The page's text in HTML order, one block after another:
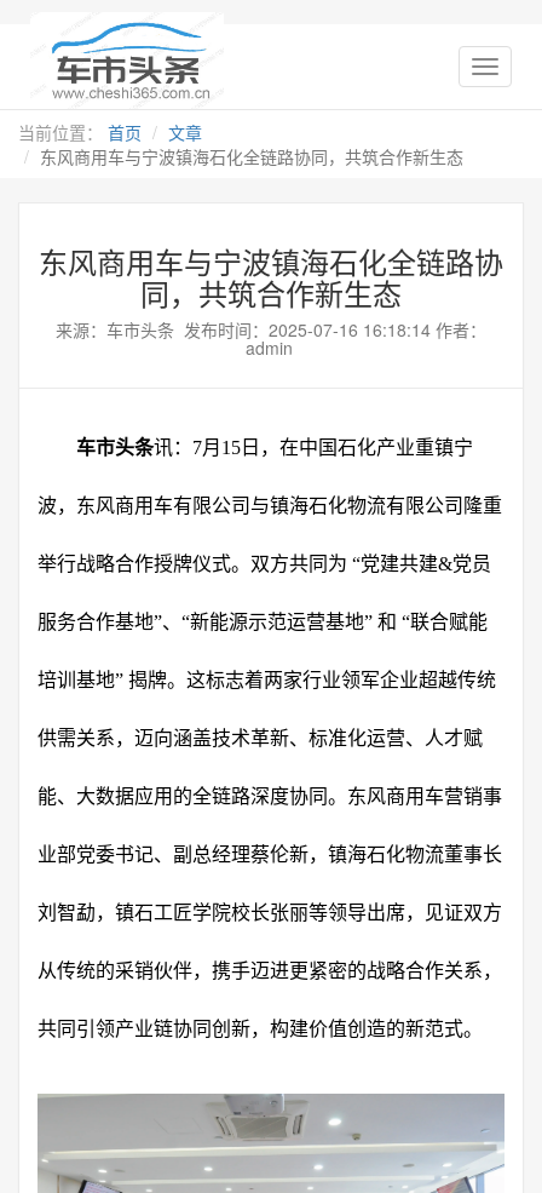
当前位置： 首页
文章
东风商用车与宁波镇海石化全链路协同，共筑合作新生态
东风商用车与宁波镇海石化全链路协
同，共筑合作新生态
来源：车市头条 发布时间：2025-07-16 16:18:14 作者：
admin
车市头条讯：7月15日，在中国石化产业重镇宁
波，东风商用车有限公司与镇海石化物流有限公司隆重
举行战略合作授牌仪式。双方共同为 “党建共建&党员
服务合作基地”、“新能源示范运营基地” 和 “联合赋能
培训基地” 揭牌。这标志着两家行业领军企业超越传统
供需关系，迈向涵盖技术革新、标准化运营、人才赋
能、大数据应用的全链路深度协同。东风商用车营销事
业部党委书记、副总经理蔡伦新，镇海石化物流董事长
刘智勐，镇石工匠学院校长张丽等领导出席，见证双方
从传统的采销伙伴，携手迈进更紧密的战略合作关系，
共同引领产业链协同创新，构建价值创造的新范式。